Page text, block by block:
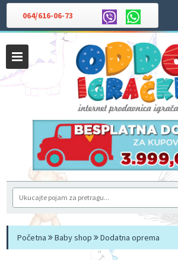
064/616-06-73
Početna Baby shop Dodatna oprema